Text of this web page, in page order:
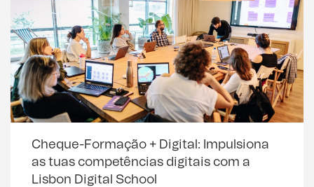
Cheque-Formação + Digital: Impulsiona
as tuas competências digitais com a
Lisbon Digital School